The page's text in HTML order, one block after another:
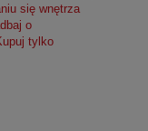
się wnętrza
o
tylko